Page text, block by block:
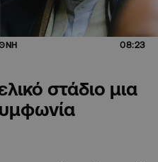
08:23
στάδιο μια